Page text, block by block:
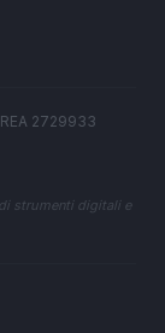
2729933
strumenti digitali e